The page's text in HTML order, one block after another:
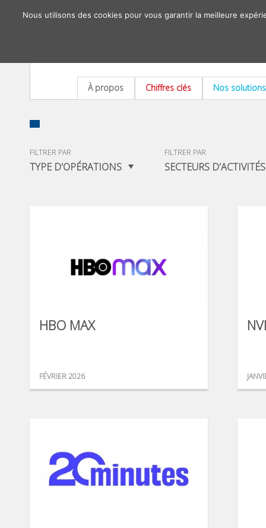
À propos Chiffres clés Nos solutions
FILTRER PAR
TYPE D'OPÉRATIONS
FILTRER PAR
SECTEURS D'ACTIVITÉS
HBO MAX
FÉVRIER 2026
Nous utilisons des cookies pour vous garantir la meilleure